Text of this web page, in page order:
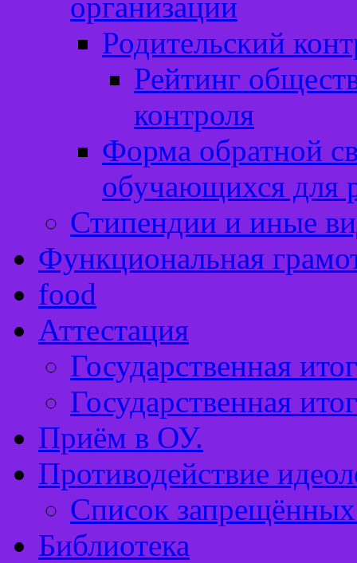
Родительский
Рейтинг
контроля
Форма обратной
обучающихся для
Стипендии и иные
Функциональная
food
Аттестация
Государственная
Государственная
Приём в ОУ.
Противодействие
Список запрещённых
Библиотека